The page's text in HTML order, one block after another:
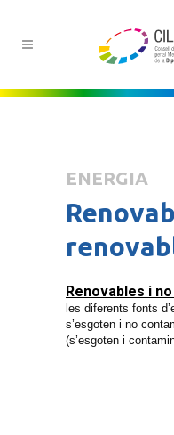
ENERGIA
Renovables i
les diferents fonts
s’esgoten i no
(s’esgoten i